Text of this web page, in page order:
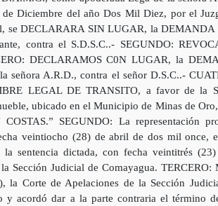
Diciembre del año Dos Mil Diez, por el
se DECLARARA SIN LUGAR, la
contra el S.D.S.C..- SEGUNDO:
DECLARAMOS C0N LUGAR, la
señora A.R.D., contra el señor D.S.C..-
LEGAL DE TRANSITO, a favor de la
ubicado en el Municipio de Minas de
COSTAS.” SEGUNDO: La representación
veintiocho (28) de abril de dos mil once,
la sentencia dictada, con fecha veintitrés
Sección Judicial de Comayagua.
la Corte de Apelaciones de la Sección
y acordó dar a la parte contraria el término